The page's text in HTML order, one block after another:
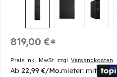
Regulärer Preis:
819,00 €*
Preis inkl. MwSt. zzgl. Versandkosten
Ab 22,99 €/Mo.mieten mit